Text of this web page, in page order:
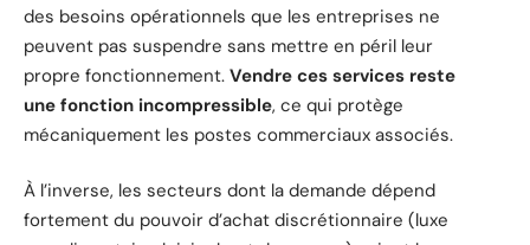
des besoins opérationnels que les entreprises ne
peuvent pas suspendre sans mettre en péril leur
propre fonctionnement. Vendre ces services reste
une fonction incompressible, ce qui protège
mécaniquement les postes commerciaux associés.
À l’inverse, les secteurs dont la demande dépend
fortement du pouvoir d’achat discrétionnaire (luxe